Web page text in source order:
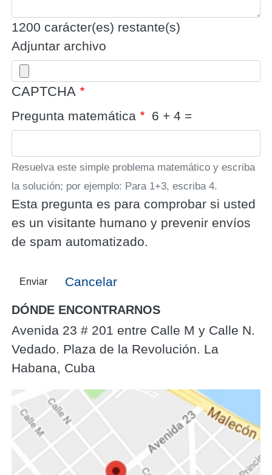
1200 carácter(es) restante(s)
Adjuntar archivo
CAPTCHA
Pregunta matemática 6 + 4 =
Resuelva este simple problema matemático y escriba
la solución; por ejemplo: Para 1+3, escriba 4.
Esta pregunta es para comprobar si usted
es un visitante humano y prevenir envíos
de spam automatizado.
Enviar Cancelar
DÓNDE ENCONTRARNOS
Avenida 23 # 201 entre Calle M y Calle N.
Vedado. Plaza de la Revolución. La
Habana, Cuba